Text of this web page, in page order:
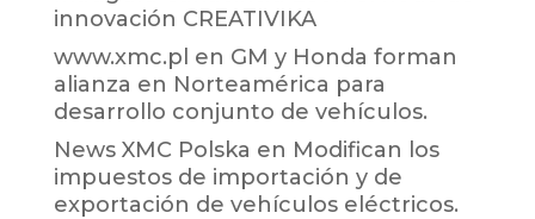
innovación CREATIVIKA
www.xmc.pl en GM y Honda forman
alianza en Norteamérica para
desarrollo conjunto de vehículos.
News XMC Polska en Modifican los
impuestos de importación y de
exportación de vehículos eléctricos.